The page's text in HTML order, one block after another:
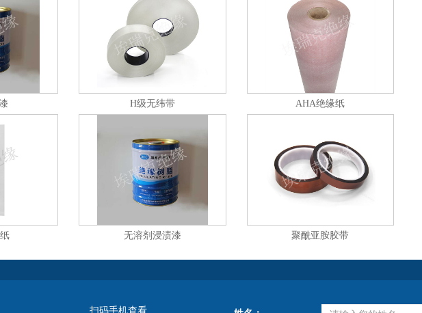
H级无纬带 AHA绝缘纸
无溶剂浸渍漆 聚酰亚胺胶带
扫码手机查看